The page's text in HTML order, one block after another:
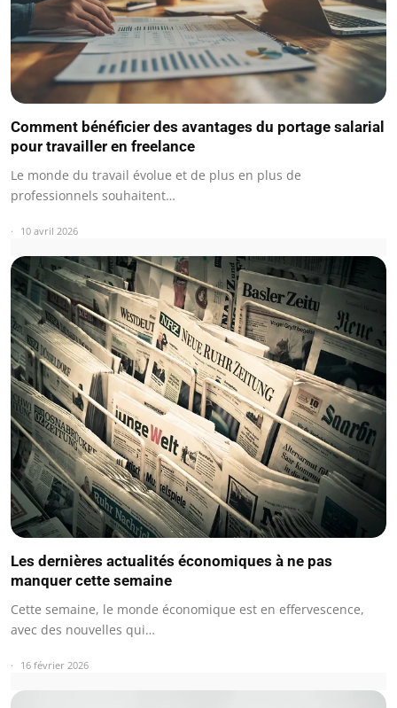
Comment bénéficier des avantages du portage salarial
pour travailler en freelance
Le monde du travail évolue et de plus en plus de
professionnels souhaitent…
10 avril 2026
Les dernières actualités économiques à ne pas
manquer cette semaine
Cette semaine, le monde économique est en effervescence,
avec des nouvelles qui…
16 février 2026